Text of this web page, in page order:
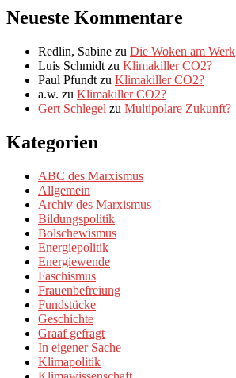
Neueste Kommentare
Redlin, Sabine zu Die Woken am Werk
Luis Schmidt zu Klimakiller CO2?
Paul Pfundt zu Klimakiller CO2?
a.w. zu Klimakiller CO2?
Gert Schlegel zu Multipolare Zukunft?
Kategorien
ABC des Marxismus
Allgemein
Archiv des Marxismus
Bildungspolitik
Bolschewismus
Energiepolitik
Energiewende
Faschismus
Frauenbefreiung
Fundstücke
Geschichte
Graaf gefragt
In eigener Sache
Klimapolitik